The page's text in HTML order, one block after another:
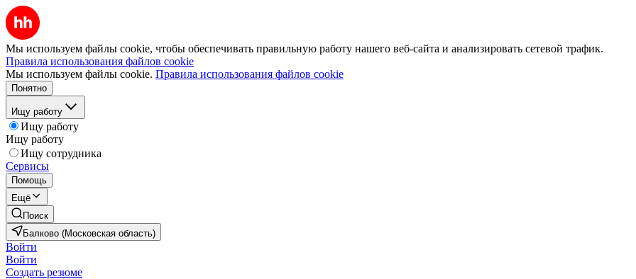
Мы используем файлы cookie, чтобы обеспечивать правильную работу нашего веб-сайта и анализировать сетевой трафик.
Правила использования файлов cookie
Мы используем файлы cookie. Правила использования файлов cookie
Понятно
Ищу работу
Ищу работу
Ищу работу
Ищу сотрудника
Сервисы
Помощь
Ещё
Поиск
Балково (Московская область)
Войти
Войти
Создать резюме